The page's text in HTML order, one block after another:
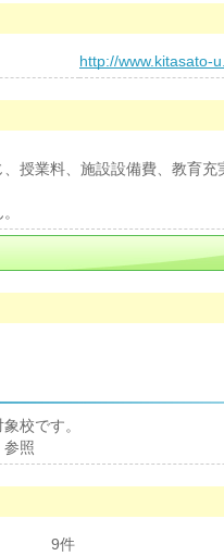
http://www.kitasato-
授業料、施設設備費、教育
校です。
照
9件